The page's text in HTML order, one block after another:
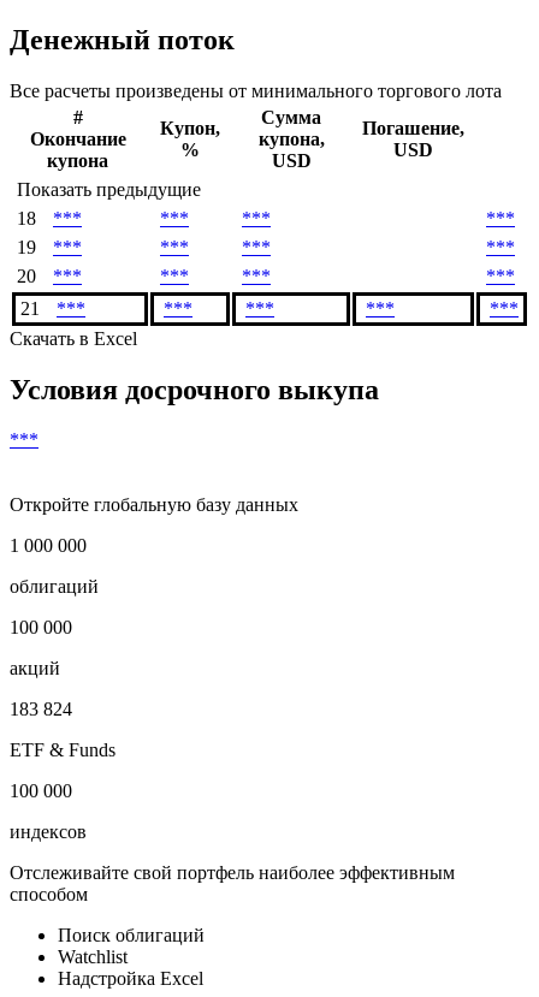
Денежный поток
Все расчеты произведены от минимального торгового лота
#
Окончание
купона
Купон,
%
Сумма
купона,
USD
Погашение,
USD
Показать предыдущие
18
*** *** ***
***
19
*** *** ***
***
20
*** *** ***
***
21
*** *** *** ***
***
Скачать в Excel
Условия досрочного выкупа
***
Откройте глобальную базу данных
1 000 000
облигаций
100 000
акций
183 824
ETF & Funds
100 000
индексов
Отслеживайте свой портфель наиболее эффективным
способом
Поиск облигаций
Watchlist
Надстройка Excel